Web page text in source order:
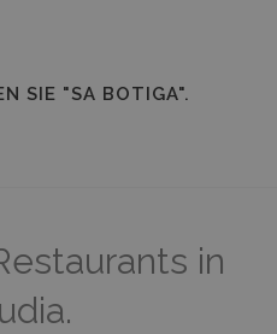
SIE "SA BOTIGA".
"SA BOTIGA".
in